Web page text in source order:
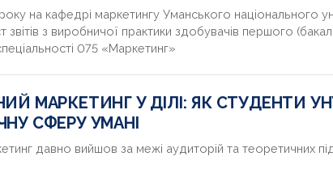
на кафедрі маркетингу Уманського національного
звітів з виробничої практики здобувачів першого
075 «Маркетинг»
МАРКЕТИНГ У ДІЛІ: ЯК СТУДЕНТИ
СФЕРУ УМАНІ
давно вийшов за межі аудиторій та теоретичних